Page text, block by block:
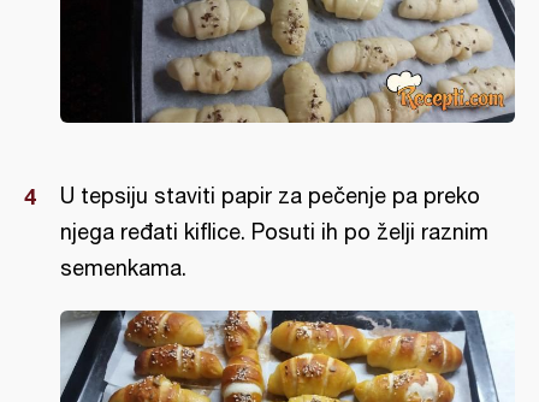
U tepsiju staviti papir za pečenje pa preko
njega ređati kiflice. Posuti ih po želji raznim
semenkama.